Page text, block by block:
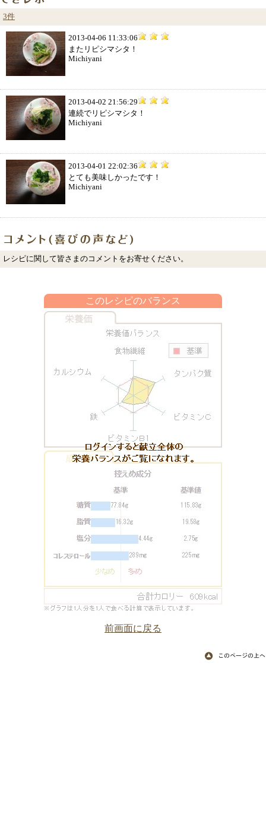
3件
2013-04-06 11:33:06
またリピシマシタ！
Michiyani
2013-04-02 21:56:29
連続でリピシマシタ！
Michiyani
2013-04-01 22:02:36
とても美味しかったです！
Michiyani
レシピに関して皆さまのコメントをお寄せください。
このレシピのバランス
前画面に戻る